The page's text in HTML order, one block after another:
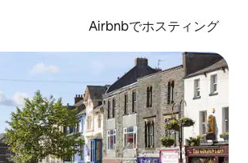
Airbnbでホスティング